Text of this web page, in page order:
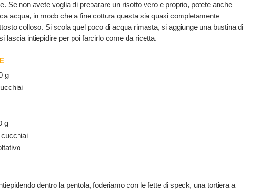
Se non avete voglia di preparare un risotto vero e proprio, potete anche
acqua, in modo che a fine cottura questa sia quasi completamente
colloso. Si scola quel poco di acqua rimasta, si aggiunge una bustina di
lascia intiepidire per poi farcirlo come da ricetta.
g
g
cucchiai
dentro la pentola, foderiamo con le fette di speck, una tortiera a